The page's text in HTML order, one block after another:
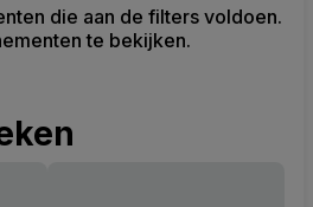
die aan de filters voldoen.
te bekijken.